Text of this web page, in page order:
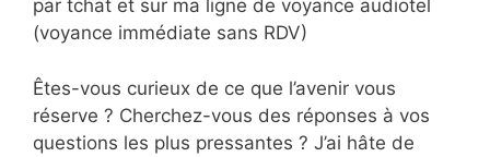
par tchat et sur ma ligne de voyance audiotel
(voyance immédiate sans RDV)
Êtes-vous curieux de ce que l’avenir vous
réserve ? Cherchez-vous des réponses à vos
questions les plus pressantes ? J’ai hâte de